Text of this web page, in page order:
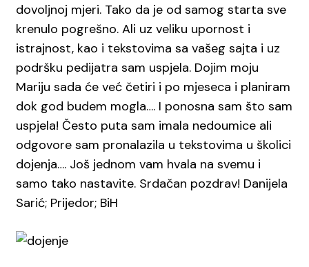
dovoljnoj mjeri. Tako da je od samog starta sve
krenulo pogrešno. Ali uz veliku upornost i
istrajnost, kao i tekstovima sa vašeg sajta i uz
podršku pedijatra sam uspjela. Dojim moju
Mariju sada će već četiri i po mjeseca i planiram
dok god budem mogla…. I ponosna sam što sam
uspjela! Često puta sam imala nedoumice ali
odgovore sam pronalazila u tekstovima u školici
dojenja…. Još jednom vam hvala na svemu i
samo tako nastavite. Srdačan pozdrav! Danijela
Sarić; Prijedor; BiH